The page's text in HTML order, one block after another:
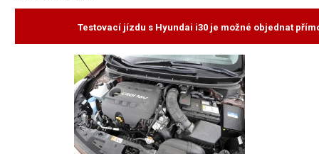
Testovací jízdu s Hyundai i30 je možné objednat